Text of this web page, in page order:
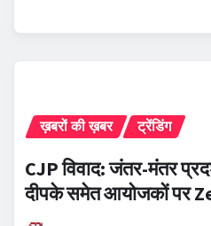
ख़बरों की ख़बर ट्रेंडिंग
CJP विवाद: जंतर-मंतर
दीपके समेत आयोजकों पर